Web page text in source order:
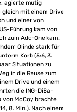
agierte mutig
gleich mit einem Drive
und einer von
Führung kam von
zum Add-One kam.
Olinde stark für
Korb (5:6, 3.
Situationen zu
in die Reuse zum
Drive und einem
die ING-DiBa-
von McCoy brachte
8. Min.). Nach einem